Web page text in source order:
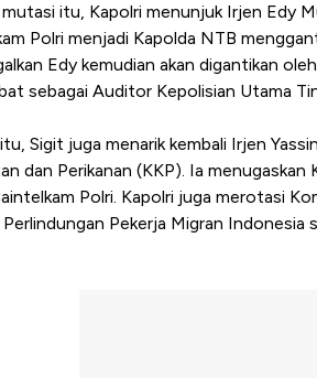
mutasi itu, Kapolri menunjuk Irjen Edy
Polri menjadi Kapolda NTB
Edy kemudian akan digantikan
sebagai Auditor Kepolisian Utama
Sigit juga menarik kembali Irjen
dan Perikanan (KKP). Ia
Polri. Kapolri juga merotasi
Perlindungan Pekerja Migran